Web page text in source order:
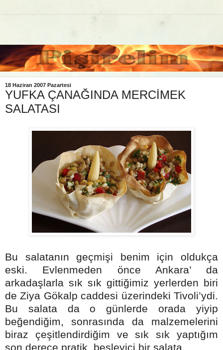
18 Haziran 2007 Pazartesi
YUFKA ÇANAĞINDA MERCİMEK
SALATASI
Bu salatanın geçmişi benim için oldukça
eski. Evlenmeden önce Ankara’ da
arkadaşlarla sık sık gittiğimiz yerlerden biri
de Ziya Gökalp caddesi üzerindeki Tivoli’ydi.
Bu salata da o günlerde orada yiyip
beğendiğim, sonrasında da malzemelerini
biraz çeşitlendirdiğim ve sık sık yaptığım
son derece pratik, besleyici bir salata .